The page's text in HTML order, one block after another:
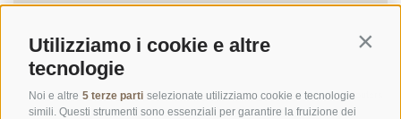
Utilizziamo i cookie e altre
tecnologie
Noi e altre 5 terze parti selezionate utilizziamo cookie e tecnologie
simili. Questi strumenti sono essenziali per garantire la fruizione dei
© OpenStreetMapcontributors